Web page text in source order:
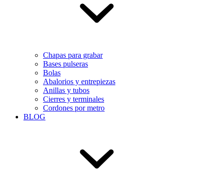
Chapas para grabar
Bases pulseras
Bolas
Abalorios y entrepiezas
Anillas y tubos
Cierres y terminales
Cordones por metro
BLOG